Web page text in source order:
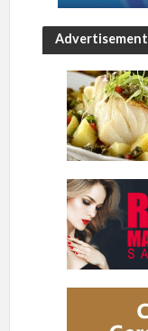
Advertisement